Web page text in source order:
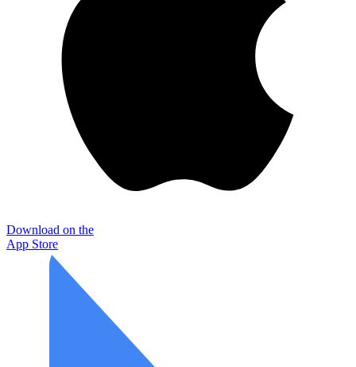
Download on the
App Store